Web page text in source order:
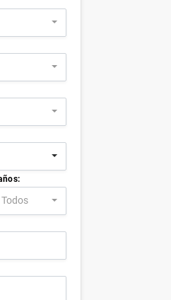
Todos